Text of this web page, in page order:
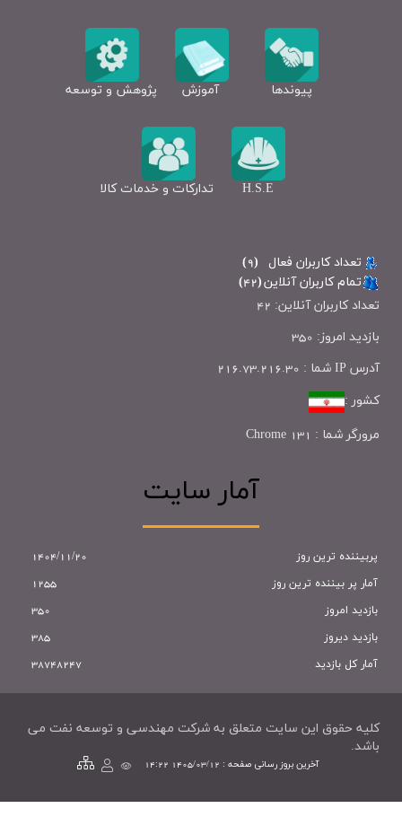
پیوندها آموزش پژوهش و توسعه
H.S.E تداركات و خدمات كالا
تعداد کاربران فعال (
9
)
تمام کاربران آنلاين(
42
)
تعداد کاربران آنلاین: 42
بازدید امروز: 350
آدرس IP شما :
216.73.216.30
کشور :
مرورگر شما : Chrome 131
آمار سایت
آمار کل بازدید 38748247
پربیننده ترین روز
1404/11/20
آمار پر بيننده ترين روز
1255
بازديد امروز
350
بازديد ديروز
385
کليه حقوق اين سايت متعلق به شرکت مهندسی و توسعه نفت می
باشد.
آخرین بروز رسانی صفحه : 1405/03/12 14:22